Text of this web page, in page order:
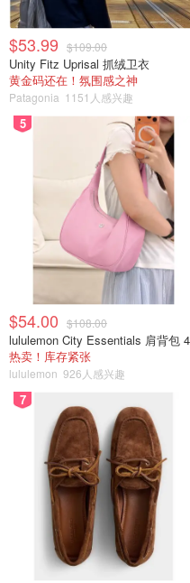
个人特别喜欢这款类似节奏
挥动手柄，最终通过是否
的时候经常群魔乱舞，超
喜欢这款游戏的。
小游戏集合
以上这些游戏其实都包含
用来增加最终得分。这些
$53.99 $109.00
Unity Fitz Uprisal 抓绒卫衣
黄金码还在！氛围感之神
Patagonia 1151人感兴趣
5
$54.00 $108.00
lululemon City Essentials 肩背包
热卖！库存紧张
lululemon 926人感兴趣
7